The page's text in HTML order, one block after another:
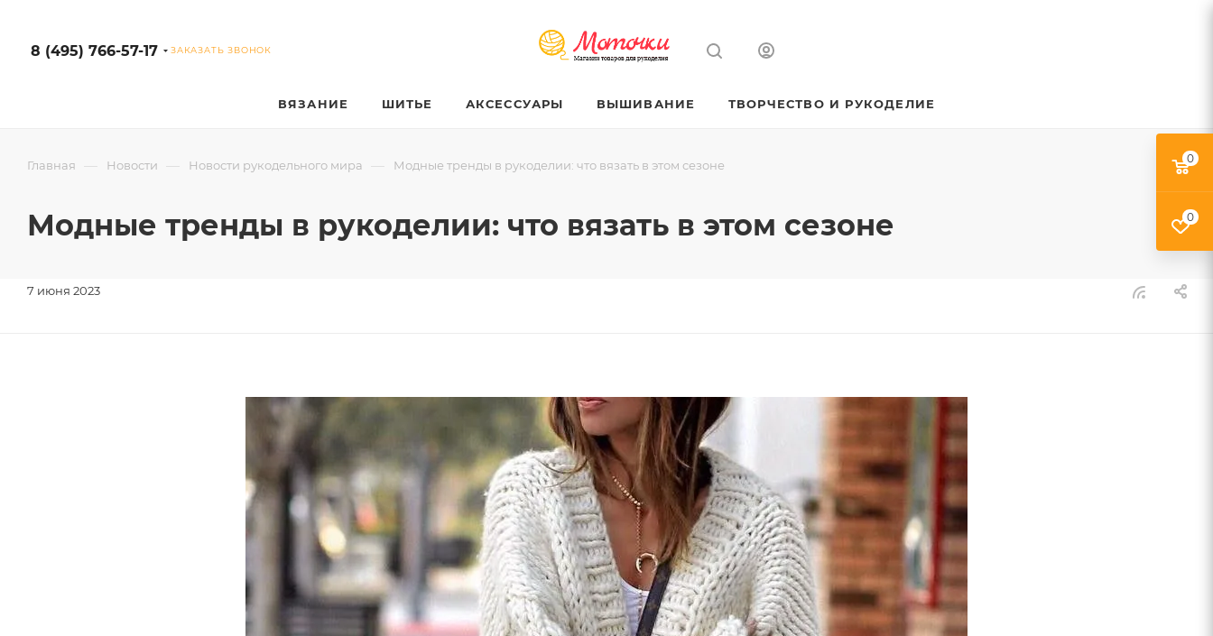
8 (495) 766-57-17 ЗАКАЗАТЬ ЗВОНОК
ВЯЗАНИЕ ШИТЬЕ АКСЕССУАРЫ ВЫШИВАНИЕ ТВОРЧЕСТВО И РУКОДЕЛИЕ
Главная — Новости — Новости рукодельного мира — Модные тренды в рукоделии: что вязать в этом сезоне
Модные тренды в рукоделии: что вязать в этом сезоне
7 июня 2023
0
0